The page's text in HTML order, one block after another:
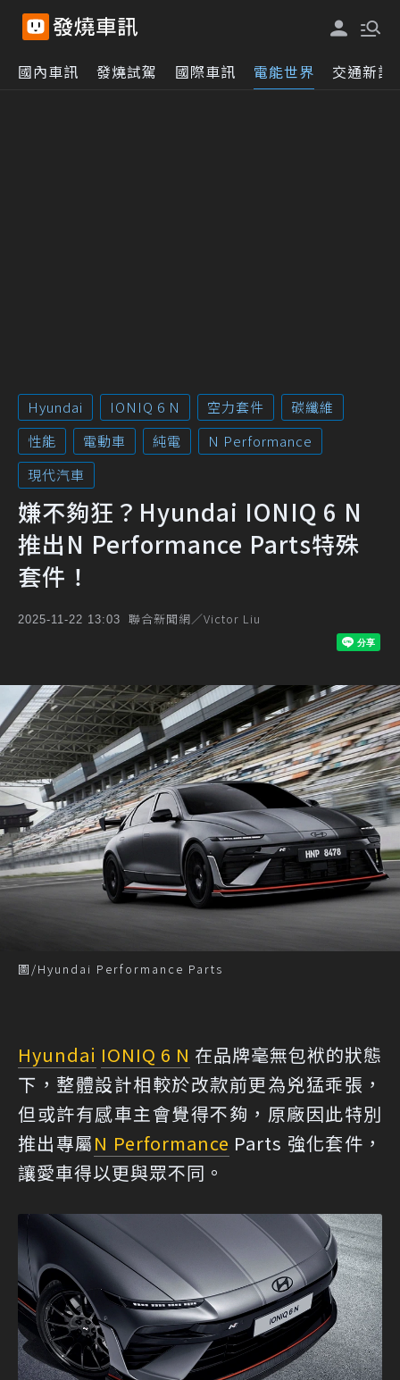
國內車訊 發燒試駕 國際車訊 電能世界 交通新訊
Hyundai IONIQ 6 N 空力套件
碳纖維
性能
電動車 純電
N Performance
現代汽車
嫌不夠狂？Hyundai IONIQ 6 N
推出N Performance Parts特殊
套件！
2025-11-22 13:03 聯合新聞網／Victor Liu
圖/Hyundai Performance Parts
Hyundai IONIQ 6 N 在品牌毫無包袱的狀態
下，整體設計相較於改款前更為兇猛乖張，
但或許有感車主會覺得不夠，原廠因此特別
推出專屬N Performance Parts 強化套件，
讓愛車得以更與眾不同。